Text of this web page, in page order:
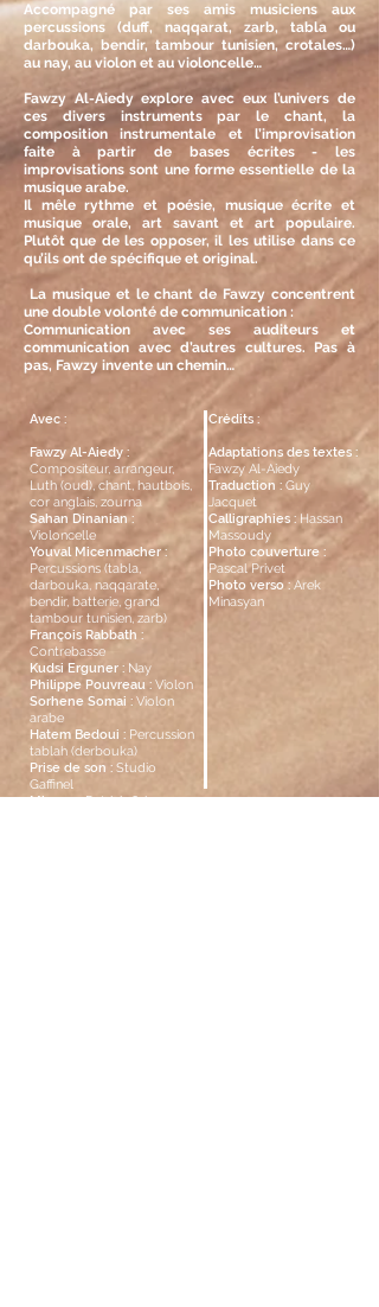
Accompagné par ses amis musiciens aux
percussions (duff, naqqarat, zarb, tabla ou
darbouka, bendir, tambour tunisien, crotales…)
au nay, au violon et au violoncelle…
Fawzy Al-Aiedy explore avec eux l’univers de
ces divers instruments par le chant, la
composition instrumentale et l’improvisation
faite à partir de bases écrites - les
improvisations sont une forme essentielle de la
musique arabe.
Il mêle rythme et poésie, musique écrite et
musique orale, art savant et art populaire.
Plutôt que de les opposer, il les utilise dans ce
qu’ils ont de spécifique et original.
La musique et le chant de Fawzy concentrent
une double volonté de communication :
Communication avec ses auditeurs et
communication avec d’autres cultures. Pas à
pas, Fawzy invente un chemin…
Avec :
Fawzy Al-Aiedy :
Compositeur, arrangeur,
Luth (oud), chant, hautbois,
cor anglais, zourna
Sahan Dinanian :
Violoncelle
Youval Micenmacher :
Percussions (tabla,
darbouka, naqqarate,
bendir, batterie, grand
tambour tunisien, zarb)
François Rabbath :
Contrebasse
Kudsi Erguner : Nay
Philippe Pouvreau : Violon
Sorhene Somai : Violon
arabe
Hatem Bedoui : Percussion
tablah (derbouka)
Prise de son : Studio
Gaffinel
Mixage :Patrick Orieux -
Crédits :
Adaptations des textes :
Fawzy Al-Aiedy
Traduction : Guy
Jacquet
Calligraphies : Hassan
Massoudy
Photo couverture :
Pascal Privet
Photo verso : Arek
Minasyan